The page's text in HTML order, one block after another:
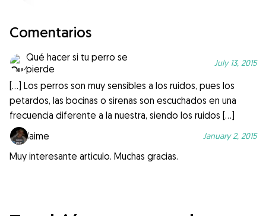
Comentarios
Qué hacer si tu perro se
pierde
July 13, 2015
[…] Los perros son muy sensibles a los ruidos, pues los
petardos, las bocinas o sirenas son escuchados en una
frecuencia diferente a la nuestra, siendo los ruidos […]
Jaime
January 2, 2015
Muy interesante articulo. Muchas gracias.